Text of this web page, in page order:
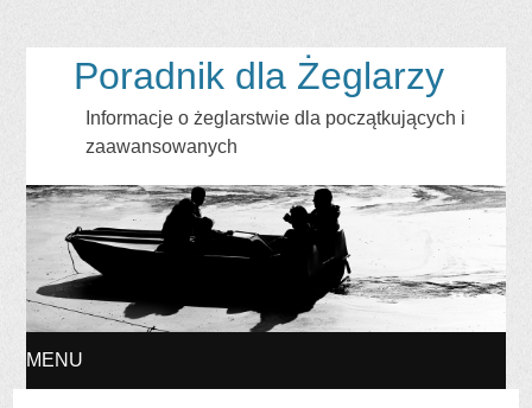
Poradnik dla Żeglarzy
Informacje o żeglarstwie dla początkujących i
zaawansowanych
MENU